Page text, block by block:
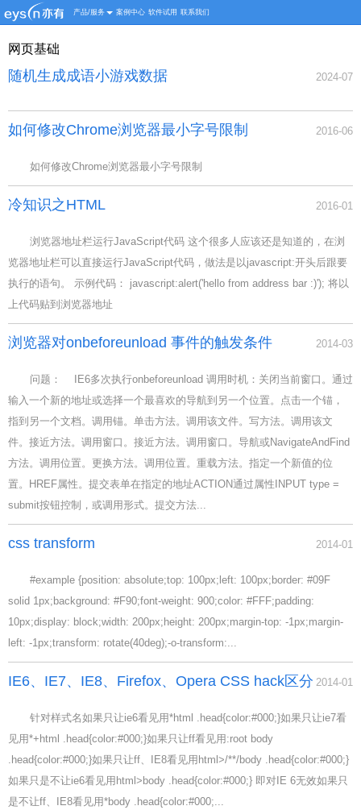
产品/服务 案例中心 软件试用 联系我们
网页基础
随机生成成语小游戏数据 2024-07
如何修改Chrome浏览器最小字号限制 2016-06
如何修改Chrome浏览器最小字号限制
冷知识之HTML 2016-01
浏览器地址栏运行JavaScript代码 这个很多人应该还是知道的，在浏
览器地址栏可以直接运行JavaScript代码，做法是以javascript:开头后跟要
执行的语句。 示例代码： javascript:alert('hello from address bar :)'); 将以
上代码贴到浏览器地址
浏览器对onbeforeunload 事件的触发条件 2014-03
问题： IE6多次执行onbeforeunload 调用时机：关闭当前窗口。通过
输入一个新的地址或选择一个最喜欢的导航到另一个位置。点击一个锚，
指到另一个文档。调用锚。单击方法。调用该文件。写方法。调用该文
件。接近方法。调用窗口。接近方法。调用窗口。导航或NavigateAndFind
方法。调用位置。更换方法。调用位置。重载方法。指定一个新值的位
置。HREF属性。提交表单在指定的地址ACTION通过属性INPUT type =
submit按钮控制，或调用形式。提交方法...
css transform 2014-01
#example {position: absolute;top: 100px;left: 100px;border: #09F
solid 1px;background: #F90;font-weight: 900;color: #FFF;padding:
10px;display: block;width: 200px;height: 200px;margin-top: -1px;margin-
left: -1px;transform: rotate(40deg);-o-transform:...
IE6、IE7、IE8、Firefox、Opera CSS hack区分 2014-01
针对样式名如果只让ie6看见用*html .head{color:#000;}如果只让ie7看
见用*+html .head{color:#000;}如果只让ff看见用:root body
.head{color:#000;}如果只让ff、IE8看见用html>/**/body .head{color:#000;}
如果只是不让ie6看见用html>body .head{color:#000;} 即对IE 6无效如果只
是不让ff、IE8看见用*body .head{color:#000;...